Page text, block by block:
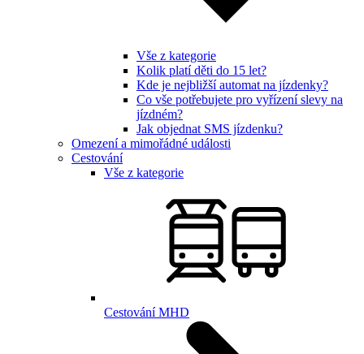
Vše z kategorie
Kolik platí děti do 15 let?
Kde je nejbližší automat na jízdenky?
Co vše potřebujete pro vyřízení slevy na
jízdném?
Jak objednat SMS jízdenku?
Omezení a mimořádné události
Cestování
Vše z kategorie
Cestování MHD